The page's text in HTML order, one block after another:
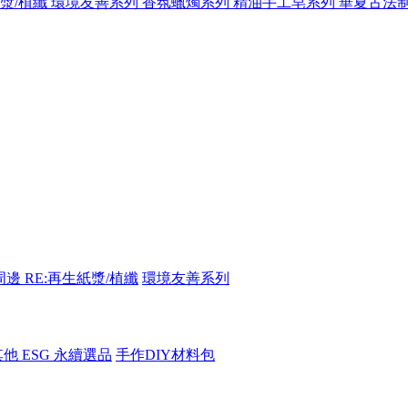
邊 RE:再生紙漿/植纖 環境友善系列
他 ESG 永續選品 手作DIY材料包